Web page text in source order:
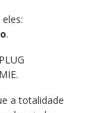
.
a totalidade